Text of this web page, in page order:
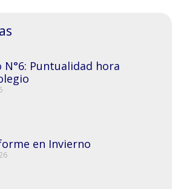
N°6: Puntualidad hora
en Invierno